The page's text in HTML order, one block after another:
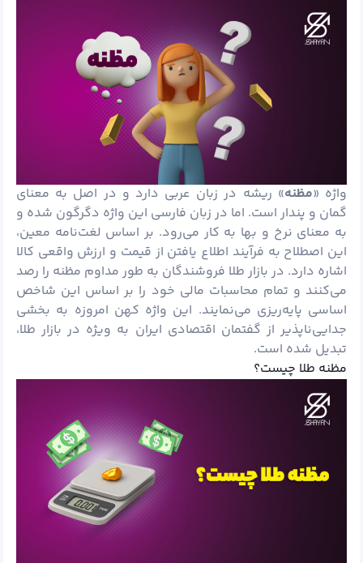
واژه «مظنه» ریشه در زبان عربی دارد و در اصل به معنای
گمان و پندار است. اما در زبان فارسی این واژه دگرگون شده و
به معنای نرخ و بها به کار می‌رود. بر اساس لغت‌نامه معین،
این اصطلاح به فرآیند اطلاع یافتن از قیمت و ارزش واقعی کالا
اشاره دارد. در بازار طلا فروشندگان به طور مداوم مظنه را رصد
می‌کنند و تمام محاسبات مالی خود را بر اساس این شاخص
اساسی پایه‌ریزی می‌نمایند. این واژه کهن امروزه به بخشی
جدایی‌ناپذیر از گفتمان اقتصادی ایران به ویژه در بازار طلا،
تبدیل شده است.
مظنه طلا چیست؟